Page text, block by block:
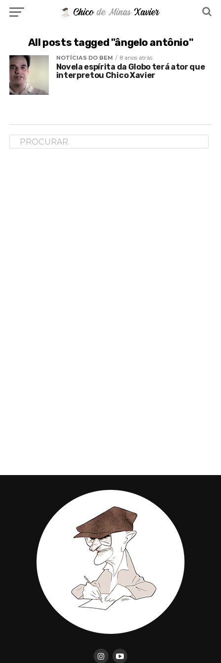
All posts tagged "ângelo antônio"
NOTÍCIAS DO BEM 8 anos atrás
Novela espírita da Globo terá ator que
interpretou Chico Xavier